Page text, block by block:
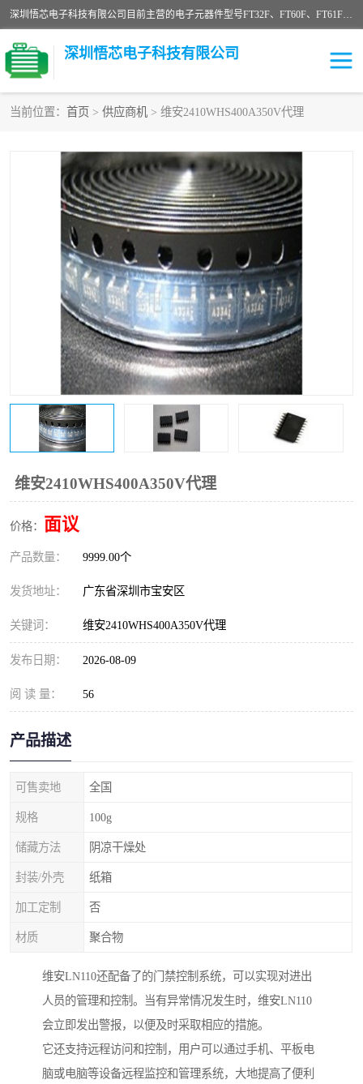
深圳悟芯电子科技有限公司目前主营的电子元器件型号FT32F、FT60F、FT61F、FT62F、FT64F、FT61FC、MCU EEPROM MOS LDO 稳压管 触摸IC DC-DC AC-DC 协议IC等，广泛应用于LED射灯、LED日光灯、等诸多领域。
深圳悟芯电子科技有限公司
当前位置： 首页 > 供应商机 > 维安2410WHS400A350V代理
维安2410WHS400A350V代理
价格： 面议
产品数量： 9999.00个
发货地址： 广东省深圳市宝安区
关键词： 维安2410WHS400A350V代理
发布日期： 2026-08-09
阅 读 量： 56
产品描述
可售卖地 全国
规格 100g
储藏方法 阴凉干燥处
封装/外壳 纸箱
加工定制 否
材质 聚合物
维安LN110还配备了的门禁控制系统，可以实现对进出
人员的管理和控制。当有异常情况发生时，维安LN110
会立即发出警报，以便及时采取相应的措施。
它还支持远程访问和控制，用户可以通过手机、平板电
脑或电脑等设备远程监控和管理系统，大地提高了便利
稳压管 MOS
FT32F
FT61F
FT64F
FT61FC
FT60F011
FT61F022
FT61F021